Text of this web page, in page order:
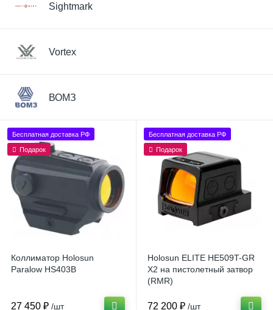
Sightmark
Vortex
ВОМЗ
Бесплатная доставка РФ
Подарок
Коллиматор Holosun
Paralow HS403B
27 450 ₽ /шт
Бесплатная доставка РФ
Подарок
Holosun ELITE HE509T-GR
X2 на пистолетный затвор
(RMR)
72 200 ₽ /шт